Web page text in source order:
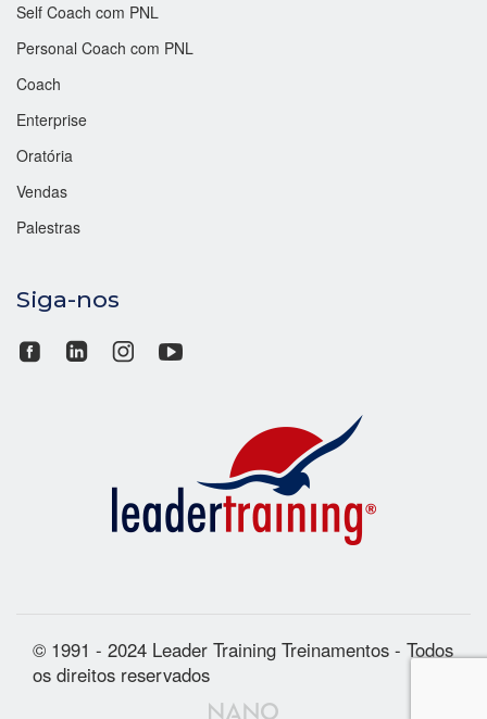
Self Coach com PNL
Personal Coach com PNL
Coach
Enterprise
Oratória
Vendas
Palestras
Siga-nos
© 1991 - 2024 Leader Training Treinamentos - Todos
os direitos reservados